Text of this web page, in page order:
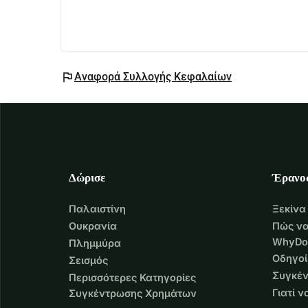
flagΑναφορά Συλλογής Κεφαλαίων
Δώρισε
Παλαιστίνη
Ουκρανία
Πλημμύρα
Σεισμός
Περισσότερες Κατηγορίες
Συγκέντρωσης Χρημάτων
Πώς να
Γιατί